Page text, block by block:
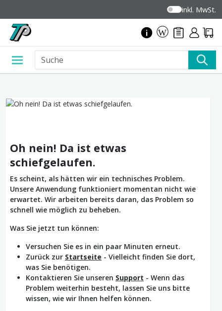
inkl. MwSt.
Oh nein! Da ist etwas
schiefgelaufen.
Es scheint, als hätten wir ein technisches Problem.
Unsere Anwendung funktioniert momentan nicht wie
erwartet. Wir arbeiten bereits daran, das Problem so
schnell wie möglich zu beheben.
Was Sie jetzt tun können:
Versuchen Sie es in ein paar Minuten erneut.
Zurück zur Startseite - Vielleicht finden Sie dort,
was Sie benötigen.
Kontaktieren Sie unseren Support - Wenn das
Problem weiterhin besteht, lassen Sie uns bitte
wissen, wie wir Ihnen helfen können.